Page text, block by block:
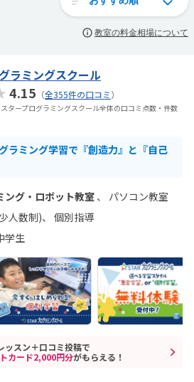
教室の料金相場について
ラミングスクール
4.15 （全355件の口コミ）
タープログラミングスクール全体の口コミ点数・件数
ラミング学習で『創造力』と『自己
ング・ロボット教室
パソコン教室
人数制)
個別指導
学生
ッスン＋口コミ投稿で
カード2,000円分がもらえる！